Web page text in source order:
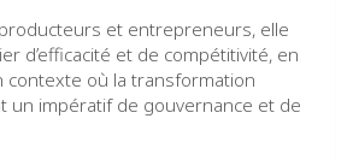
et entrepreneurs, elle
d’efficacité et de compétitivité, en
contexte où la transformation
un impératif de gouvernance et de